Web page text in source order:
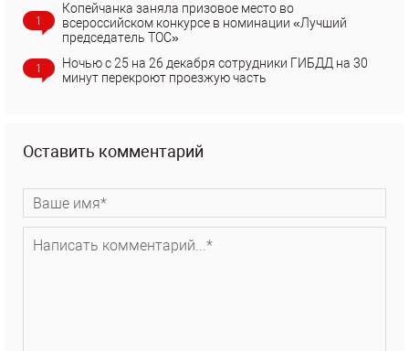
1
Копейчанка заняла призовое место во
всероссийском конкурсе в номинации «Лучший
председатель ТОС»
1
Ночью с 25 на 26 декабря сотрудники ГИБДД на 30
минут перекроют проезжую часть
Оставить комментарий